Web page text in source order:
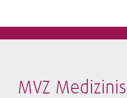
MVZ